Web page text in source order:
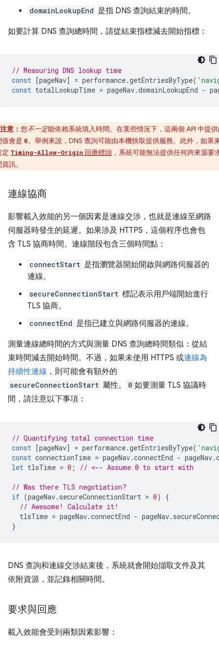
domainLookupEnd 是指 DNS 查詢結束的時間。
如要計算 DNS 查詢總時間，請從結束指標減去開始指標：
// Measuring DNS lookup time
const
[pageNav] = performance.getEntriesByType(
const totalLookupTime = pageNav.domainLookupEnd -
注意： 您不一定能依賴系統填入時間。在某些情況下，這兩個 API 中提
值會是 0。舉例來說，DNS 查詢可能由本機快取提供服務。此外，如果
定 Timing-Allow-Origin 回應標頭 ，系統可能無法提供任何跨來源要
訊。
連線協商
影響載入效能的另一個因素是連線交涉，也就是連線至網路
伺服器時發生的延遲。如果涉及 HTTPS，這個程序也會包
含 TLS 協商時間。連線階段包含三個時間點：
connectStart 是指瀏覽器開始開啟與網路伺服器的
連線。
secureConnectionStart 標記表示用戶端開始進行
TLS 協商。
connectEnd 是指已建立與網路伺服器的連線。
測量連線總時間的方式與測量 DNS 查詢總時間類似：從結
束時間減去開始時間。不過，如果未使用 HTTPS 或連線為
持續性連線 ，則可能會有額外的
secureConnectionStart 屬性。 0 如要測量 TLS 協議時
間，請注意以下事項：
// Quantifying total connection time
const
[pageNav] = performance.getEntriesByType(
const connectionTime = pageNav.connectEnd - pageNav.
let tlsTime = 0 ; // <-- Assume 0 to start with
// Was there TLS negotiation?
if (pageNav. secureConnectionStart > 0)
{
// Awesome! Calculate it!
tlsTime = pageNav.connectEnd - pageNav.
}
DNS 查詢和連線交涉結束後，系統就會開始擷取文件及其
依附資源，並記錄相關時間。
要求與回應
載入效能會受到兩類因素影響：